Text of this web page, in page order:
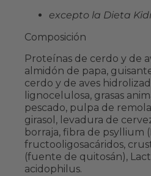
excepto la Dieta
Composición
Proteínas de cerdo y de
almidón de papa,
cerdo y de aves
lignocelulosa, grasas
pescado, pulpa de
girasol, levadura de
borraja, fibra de psyllium
fructooligosacáridos,
(fuente de quitosán),
acidophilus.